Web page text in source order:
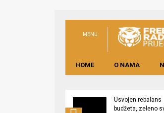
MENU
HOME O NAMA
Usvojen rebalans
budžeta, zeleno